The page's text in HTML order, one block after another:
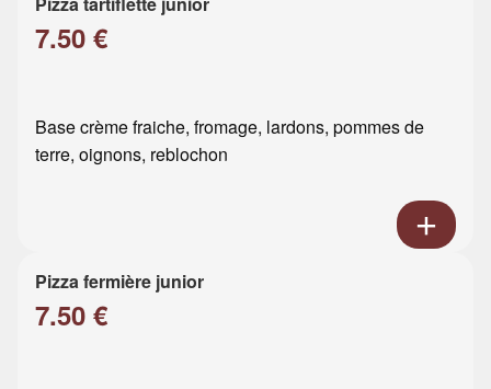
7.50 €
Base crème fraiche, fromage, lardons, pommes de
terre, oignons, reblochon
Pizza fermière junior
7.50 €